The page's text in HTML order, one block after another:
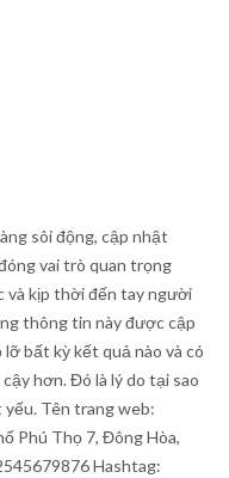
sôi động, cập nhật
vai trò quan trọng
và kịp thời đến tay người
thông tin này được cập
bất kỳ kết quả nào và có
hơn. Đó là lý do tại sao
yếu. Tên trang web:
Phú Thọ 7, Đông Hòa,
Hashtag: